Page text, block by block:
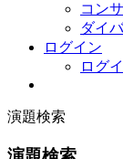
コン
ダイ
ログイン
ログ
演題検索